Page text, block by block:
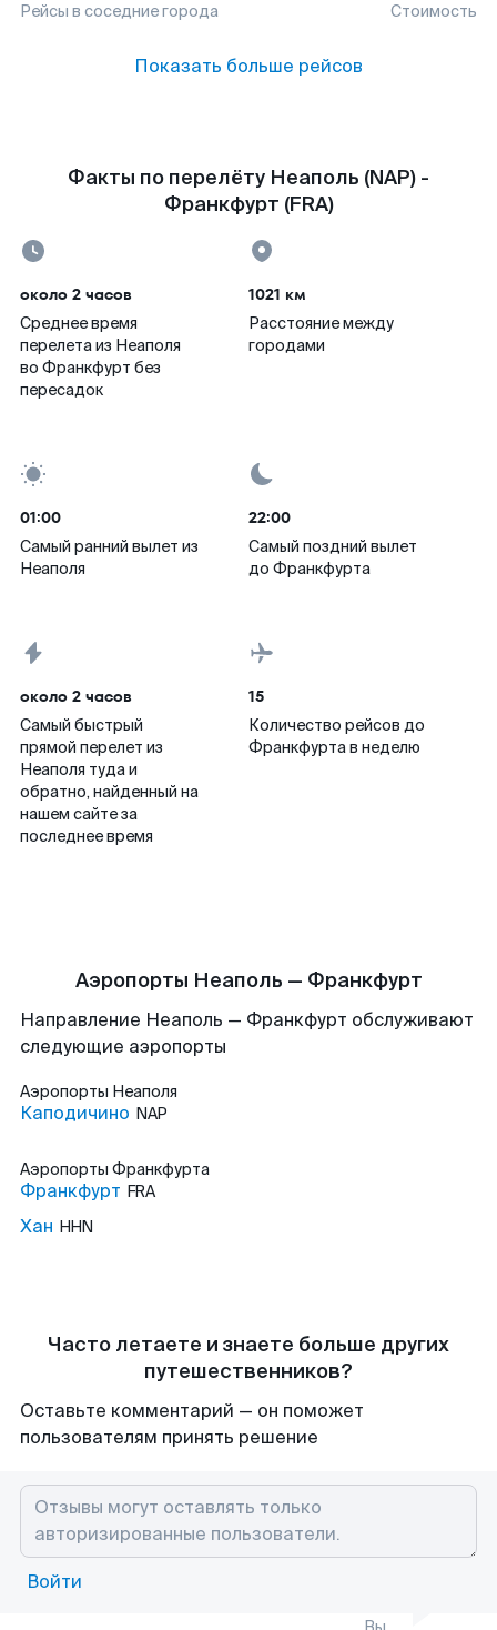
Рейсы в соседние города Стоимость
Показать больше рейсов
Факты по перелёту Неаполь (NAP) -
Франкфурт (FRA)
около 2 часов
Среднее время
перелета из Неаполя
во Франкфурт без
пересадок
1021 км
Расстояние между
городами
01:00
Самый ранний вылет из
Неаполя
22:00
Самый поздний вылет
до Франкфурта
около 2 часов
Самый быстрый
прямой перелет из
Неаполя туда и
обратно, найденный на
нашем сайте за
последнее время
15
Количество рейсов до
Франкфурта в неделю
Аэропорты Неаполь — Франкфурт
Направление Неаполь — Франкфурт обслуживают
следующие аэропорты
Аэропорты Неаполя
Каподичино NAP
Аэропорты Франкфурта
Франкфурт FRA
Хан HHN
Часто летаете и знаете больше других
путешественников?
Оставьте комментарий — он поможет
пользователям принять решение
Войти